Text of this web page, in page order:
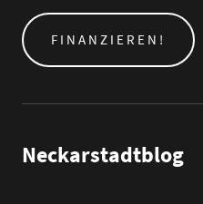
FINANZIEREN!
Neckarstadtblog